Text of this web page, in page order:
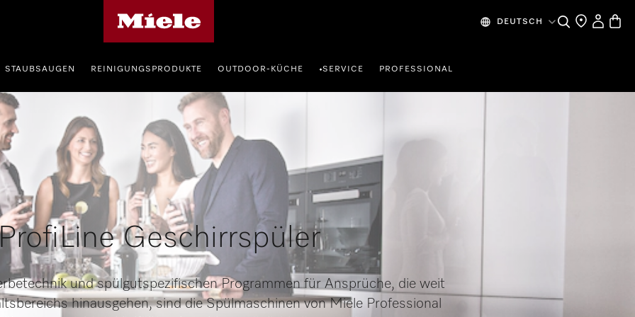
DEUTSCH SucheHändlersuche
Mein
STAUBSAUGEN REINIGUNGSPRODUKTE OUTDOOR-KÜCHE •SERVICE PROFESSIONAL
Geschirrspüler
und spülgutspezifischen Programmen für Ansprüche, die weit
hinausgehen, sind die Spülmaschinen von Miele Professional